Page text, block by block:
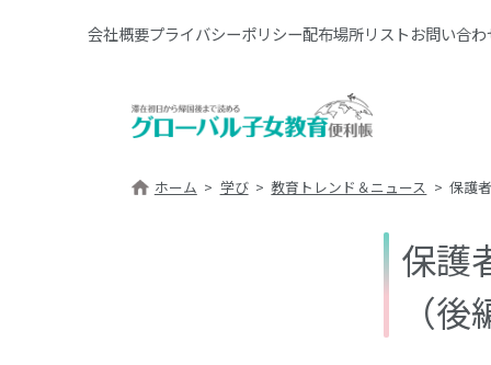
会社概要プライバシーポリシー配布場所リストお問い合わ
ホーム 学び 教育トレンド＆ニュース 保護
保護
（